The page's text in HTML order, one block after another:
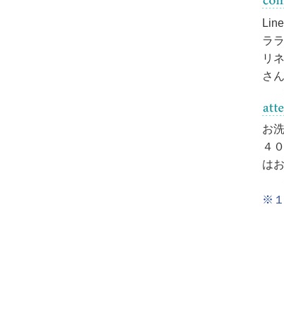
ラ
リ
さ
お
４
は
※１